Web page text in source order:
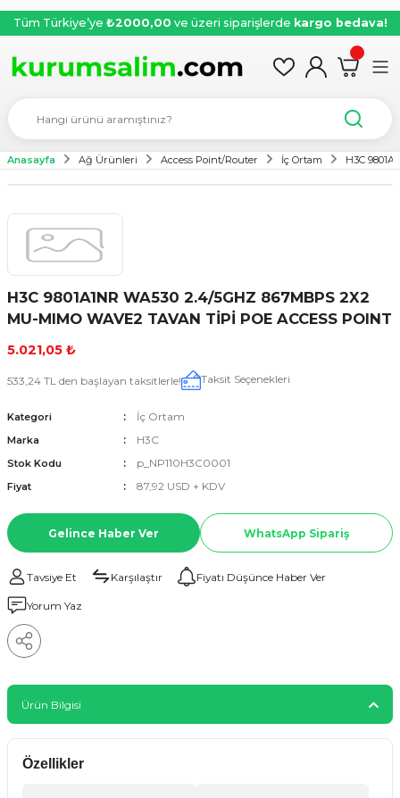
Tüm Türkiye’ye ₺2000,00 ve üzeri siparişlerde kargo bedava!
Anasayfa Ağ Ürünleri Access Point/Router İç Ortam H3C
H3C 9801A1NR WA530 2.4/5GHZ 867MBPS 2X2
MU-MIMO WAVE2 TAVAN TİPİ POE ACCESS POINT
5.021,05 ₺
533,24 TL den başlayan taksitlerle! Taksit Seçenekleri
Kategori İç Ortam
Marka H3C
Stok Kodu p_NP110H3C0001
Fiyat 87,92 USD + KDV
Gelince Haber Ver WhatsApp Sipariş
Tavsiye Et Karşılaştır Fiyatı Düşünce Haber Ver
Yorum Yaz
Ürün Bilgisi
Özellikler